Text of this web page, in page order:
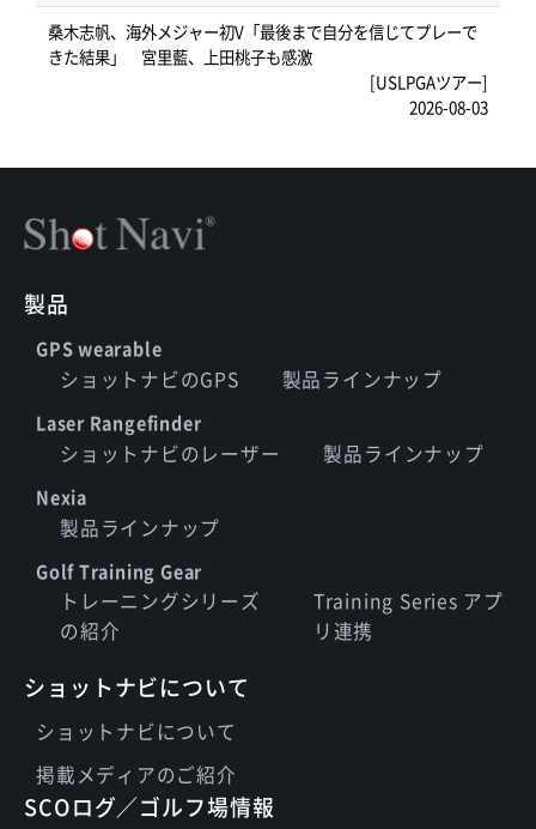
桑木志帆、海外メジャー初V「最後まで自分を信じてプレーで
きた結果」 宮里藍、上田桃子も感激
[USLPGAツアー]
2026-08-03
製品
GPS wearable
ショットナビのGPS 製品ラインナップ
Laser Rangefinder
ショットナビのレーザー 製品ラインナップ
Nexia
製品ラインナップ
Golf Training Gear
トレーニングシリーズ
の紹介
Training Series アプ
リ連携
ショットナビについて
ショットナビについて
掲載メディアのご紹介
SCOログ／ゴルフ場情報